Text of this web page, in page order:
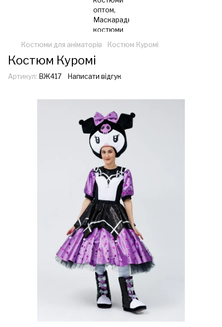
Костюми для аніматорів Костюм Куромі
Костюм Куромі
Артикул: ВЖ417 Написати відгук